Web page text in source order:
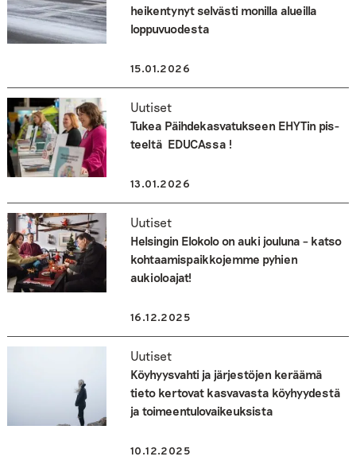
heikentynyt selvästi monilla alueilla
loppuvuodesta
15.01.2026
Uutiset
Tukea Päihde­kasvatuk­seen EHYT­in pis­
teeltä ­ EDUCAssa !
13.01.2026
Uutiset
Helsingin Elokolo on auki jouluna – katso
kohtaamispaikkojemme pyhien
aukioloajat!
16.12.2025
Uutiset
Köyhyysvahti ja järjestöjen keräämä
tieto kertovat kasvavasta köyhyydestä
ja toimeentulovaikeuksista
10.12.2025